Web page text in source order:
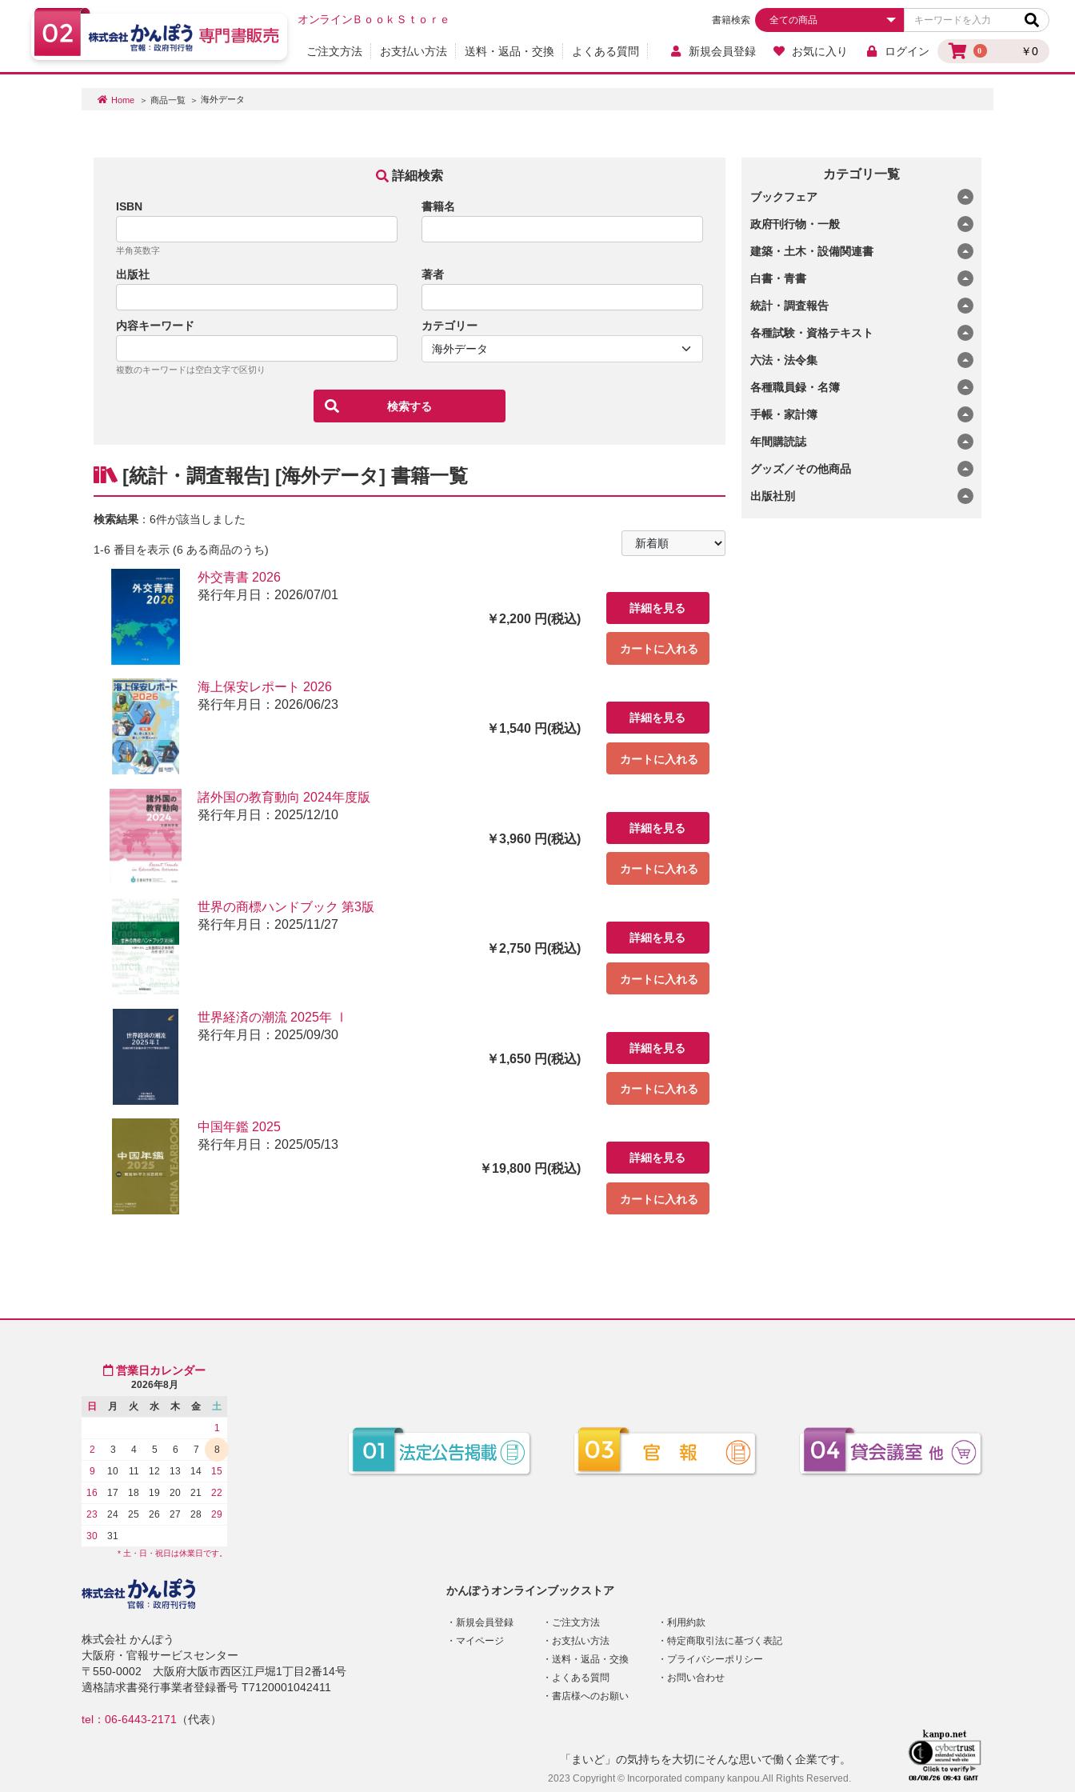
オンラインＢｏｏｋＳｔｏｒｅ
0 ￥0
書籍検索
ご注文方法 お支払い方法 送料・返品・交換 よくある質問 新規会員登録 お気に入り ログイン
Home 商品一覧 海外データ
カテゴリ一覧
ブックフェア
政府刊行物・一般
建築・土木・設備関連書
白書・青書
統計・調査報告
各種試験・資格テキスト
六法・法令集
各種職員録・名簿
手帳・家計簿
年間購読誌
グッズ／その他商品
出版社別
詳細検索
ISBN
半角英数字
書籍名
出版社 著者
内容キーワード
複数のキーワードは空白文字で区切り
カテゴリー
[統計・調査報告] [海外データ] 書籍一覧
検索結果 ：6件が該当しました
1-6 番目を表示 (6 ある商品のうち)
外交青書 2026
発行年月日：2026/07/01
￥2,200 円(税込)
詳細を見る
カートに入れる
海上保安レポート 2026
発行年月日：2026/06/23
￥1,540 円(税込)
詳細を見る
カートに入れる
諸外国の教育動向 2024年度版
発行年月日：2025/12/10
￥3,960 円(税込)
詳細を見る
カートに入れる
世界の商標ハンドブック 第3版
発行年月日：2025/11/27
￥2,750 円(税込)
詳細を見る
カートに入れる
世界経済の潮流 2025年 Ⅰ
発行年月日：2025/09/30
￥1,650 円(税込)
詳細を見る
カートに入れる
中国年鑑 2025
発行年月日：2025/05/13
￥19,800 円(税込)
詳細を見る
カートに入れる
かんぽうオンラインブックストア
新規会員登録
マイページ
ご注文方法
お支払い方法
送料・返品・交換
よくある質問
書店様へのお願い
利用約款
特定商取引法に基づく表記
プライバシーポリシー
お問い合わせ
営業日カレンダー
2026年8月
日
月 火 水 木 金
土
1
2
3 4 5 6 7
8
9
10 11 12 13 14
15
16
17 18 19 20 21
22
23
24 25 26 27 28
29
30
31
* 土・日・祝日は休業日です。
株式会社 かんぽう
大阪府・官報サービスセンター
〒550-0002 大阪府大阪市西区江戸堀1丁目2番14号
適格請求書発行事業者登録番号 T7120001042411
tel：06-6443-2171 （代表）
「まいど」の気持ちを大切にそんな思いで働く企業です。
2023 Copyright © Incorporated company kanpou.All Rights Reserved.